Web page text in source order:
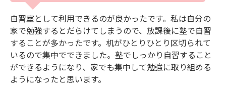
自習室として利用できるのが良かったです。私は自分の
家で勉強するとだらけてしまうので、放課後に塾で自習
することが多かったです。机がひとりひとり区切られて
いるので集中でできました。塾でしっかり自習すること
ができるようになり、家でも集中して勉強に取り組める
ようになったと思います。